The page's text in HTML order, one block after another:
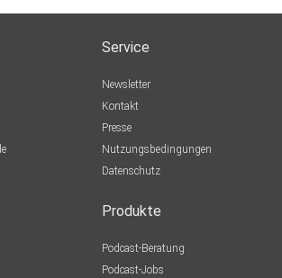
Service
Newsletter
Kontakt
Presse
Nutzungsbedingungen
Datenschutz
Produkte
Podcast-Beratung
Podcast-Jobs